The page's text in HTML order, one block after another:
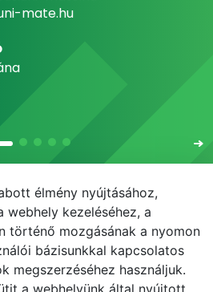
mate.hu
NEPTUN
E-learning
élmény nyújtásához,
webhely kezeléséhez, a
történő mozgásának a nyomon
bázisunkkal kapcsolatos
megszerzéséhez használjuk.
a webhelyünk által nyújtott